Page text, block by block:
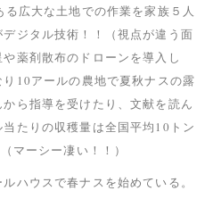
広大な土地での作業を家族５人
ジタル技術！！（視点が違う面
薬剤散布のドローンを導入し
10アールの農地で夏秋ナスの露
ら指導を受けたり、文献を読ん
たりの収穫量は全国平均10トン
マーシー凄い！！）
ハウスで春ナスを始めている。